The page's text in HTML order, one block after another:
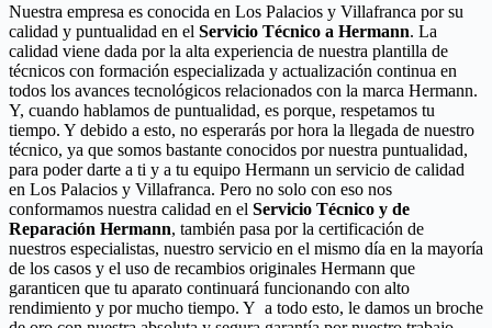
Nuestra empresa es conocida en Los Palacios y Villafranca por su
calidad y puntualidad en el Servicio Técnico a Hermann. La
calidad viene dada por la alta experiencia de nuestra plantilla de
técnicos con formación especializada y actualización continua en
todos los avances tecnológicos relacionados con la marca Hermann.
Y, cuando hablamos de puntualidad, es porque, respetamos tu
tiempo. Y debido a esto, no esperarás por hora la llegada de nuestro
técnico, ya que somos bastante conocidos por nuestra puntualidad,
para poder darte a ti y a tu equipo Hermann un servicio de calidad
en Los Palacios y Villafranca. Pero no solo con eso nos
conformamos nuestra calidad en el Servicio Técnico y de
Reparación Hermann, también pasa por la certificación de
nuestros especialistas, nuestro servicio en el mismo día en la mayoría
de los casos y el uso de recambios originales Hermann que
garanticen que tu aparato continuará funcionando con alto
rendimiento y por mucho tiempo. Y a todo esto, le damos un broche